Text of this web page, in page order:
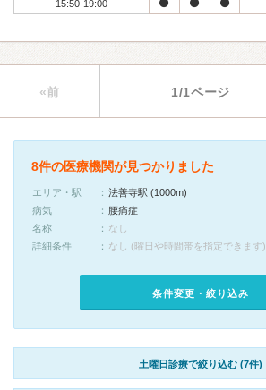
15:50-19:00
«前 1/1ページ
8件の医療機関が見つかりました
エリア・駅
法善寺駅 (1000m)
病気
腰痛症
名称
なし
詳細条件
なし (曜日や時間帯を指定できます)
条件変更・絞り込み
土曜日診療で絞り込む (7件)